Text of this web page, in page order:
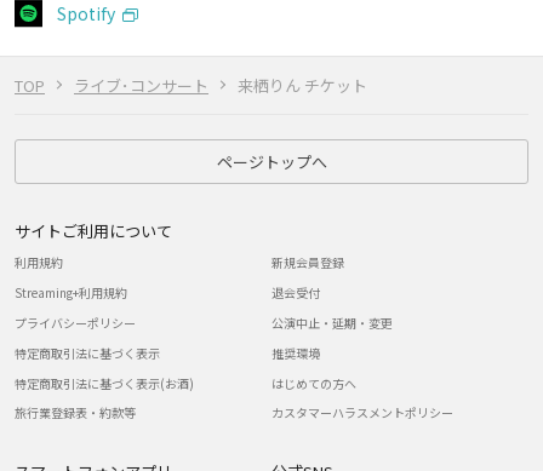
TOP ライブ･コンサート 来栖りん チケット
Spotify
ページトップへ
サイトご利用について
利用規約
Streaming+利用規約
プライバシーポリシー
特定商取引法に基づく表示
特定商取引法に基づく表示(お酒)
旅行業登録表・約款等
新規会員登録
退会受付
公演中止・延期・変更
推奨環境
はじめての方へ
カスタマーハラスメントポリシー